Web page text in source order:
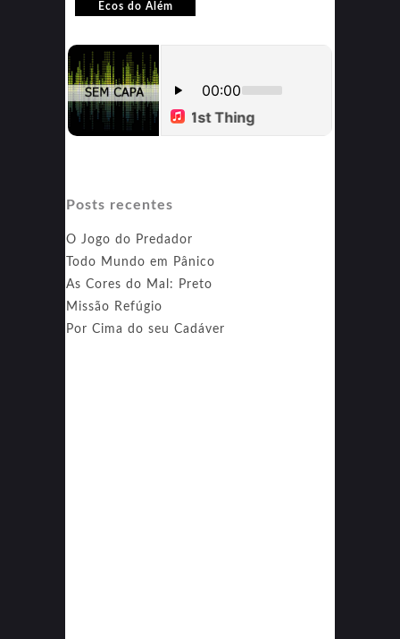
Ecos do Além
Posts recentes
O Jogo do Predador
Todo Mundo em Pânico
As Cores do Mal: Preto
Missão Refúgio
Por Cima do seu Cadáver